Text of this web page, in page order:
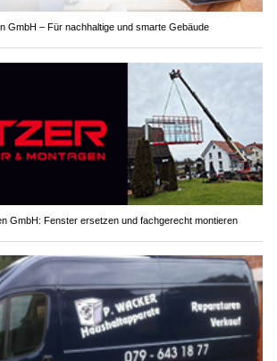
GmbH – Für nachhaltige und smarte Gebäude
GmbH: Fenster ersetzen und fachgerecht montieren